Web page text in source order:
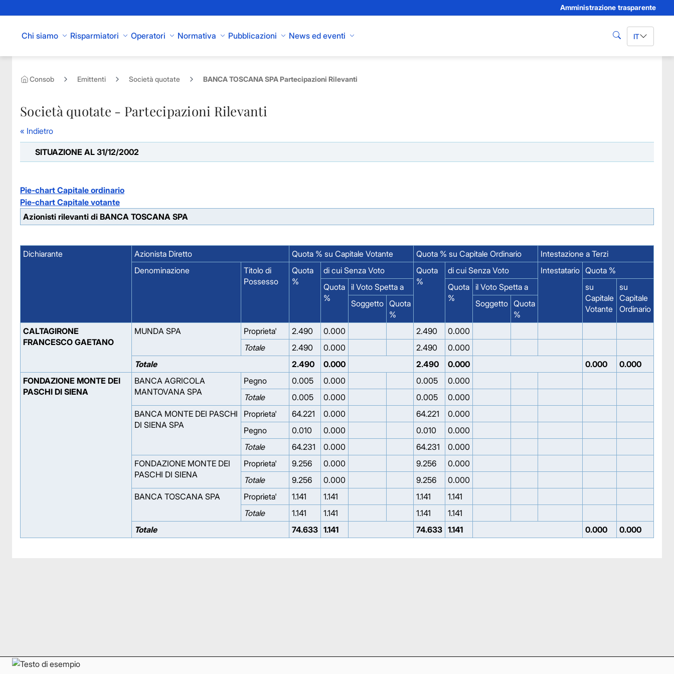
Amministrazione trasparente
Chi siamo Risparmiatori Operatori Normativa Pubblicazioni News ed eventi cerca IT
Consob Emittenti Società quotate BANCA TOSCANA SPA Partecipazioni Rilevanti
Società quotate - Partecipazioni Rilevanti
« Indietro
SITUAZIONE AL 31/12/2002
Pie-chart Capitale ordinario
Pie-chart Capitale votante
Azionisti rilevanti di BANCA TOSCANA SPA
Dichiarante Azionista Diretto Quota % su Capitale Votante Quota % su Capitale Ordinario
Intestazione a Terzi
Denominazione
Titolo di
Possesso
Quota
%
di cui Senza Voto
Quota
%
di cui Senza Voto Intestatario Quota %
Quota
%
il Voto Spetta a
Quota
%
il Voto Spetta a
su
Capitale
Votante
su
Capitale
Ordinario
Soggetto Quota
%
Soggetto Quota
%
CALTAGIRONE
FRANCESCO GAETANO
MUNDA SPA Proprieta' 2.490 0.000 2.490
0.000
Totale
2.490 0.000 2.490
0.000
Totale
2.490 0.000 2.490 0.000 0.000
0.000
FONDAZIONE MONTE DEI
PASCHI DI SIENA
BANCA AGRICOLA
MANTOVANA SPA
Pegno 0.005 0.000 0.005
0.000
Totale
0.005 0.000 0.005
0.000
BANCA MONTE DEI PASCHI
DI SIENA SPA
Proprieta' 64.221 0.000 64.221
0.000
Pegno
0.010 0.000 0.010
0.000
Totale
64.231 0.000 64.231
0.000
FONDAZIONE MONTE DEI
PASCHI DI SIENA
Proprieta' 9.256 0.000 9.256
0.000
Totale
9.256 0.000 9.256
0.000
BANCA TOSCANA SPA
Proprieta' 1.141 1.141 1.141
1.141
Totale
1.141 1.141 1.141
1.141
Totale
74.633 1.141 74.633 1.141 0.000 0.000